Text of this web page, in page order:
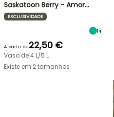
Saskatoon Berry - Amor…
EXCLUSIVIDADE
14
A partir de22,50 €
Vaso de 4 L/5 L
Existe em 2 tamanhos